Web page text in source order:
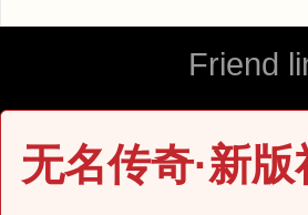
Friend
无名传奇·新